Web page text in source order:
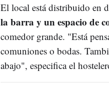
El local está distribuido en
la barra y un espacio de
comedor grande. "Está
comuniones o bodas.
abajo", especifica el